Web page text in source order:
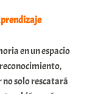
en un espacio
solo rescatará